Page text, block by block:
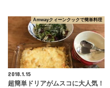
Amwayクィーンクックで簡単料理
2018.1.15
超簡単ドリアがムスコに大人気！